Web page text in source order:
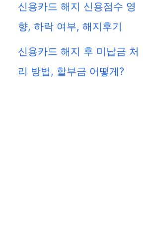
신용카드 해지 신용점수 영
향, 하락 여부, 해지후기
신용카드 해지 후 미납금 처
리 방법, 할부금 어떻게?